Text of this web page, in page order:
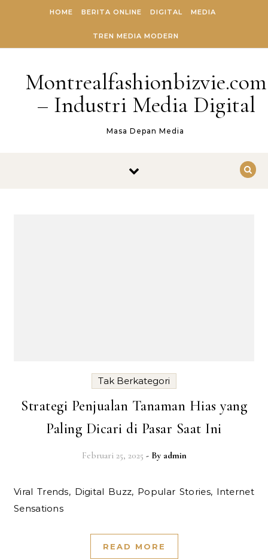
HOME BERITA ONLINE DIGITAL MEDIA
TREN MEDIA MODERN
Montrealfashionbizvie.com
– Industri Media Digital
Masa Depan Media
Tak Berkategori
Strategi Penjualan Tanaman Hias yang
Paling Dicari di Pasar Saat Ini
Februari 25, 2025 - By admin
Viral Trends, Digital Buzz, Popular Stories, Internet
Sensations
READ MORE